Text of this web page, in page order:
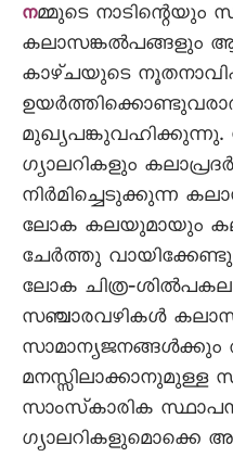
നമ്മുടെ നാടിന്റെയും
കലാസങ്കൽപങ്ങളും
കാഴ്‌ചയുടെ
മുഖ്യപങ്കുവഹിക്കുന്നു.
ഗ്യാലറികളും
നിർമിച്ചെടുക്കുന്ന
ലോക കലയുമായും
ചേർത്തു
ലോക
സഞ്ചാരവഴികൾ
സാമാന്യജനങ്ങൾക്കും
മനസ്സിലാക്കാനുമുള്ള
സാംസ്‌കാരിക
ഗ്യാലറികളുമൊക്കെ